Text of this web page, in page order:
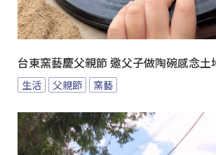
台東窯藝慶父親節 邀父子做陶碗感念土
生活 父親節 窯藝